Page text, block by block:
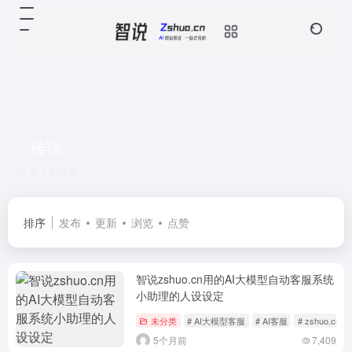
排序 发布 更新 浏览 点赞
智说zshuo.cn用的AI大模型自动客服系统
小助理的人设设定
未分类 # AI大模型客服 # AI客服 # zshuo.cn
5个月前 7,409